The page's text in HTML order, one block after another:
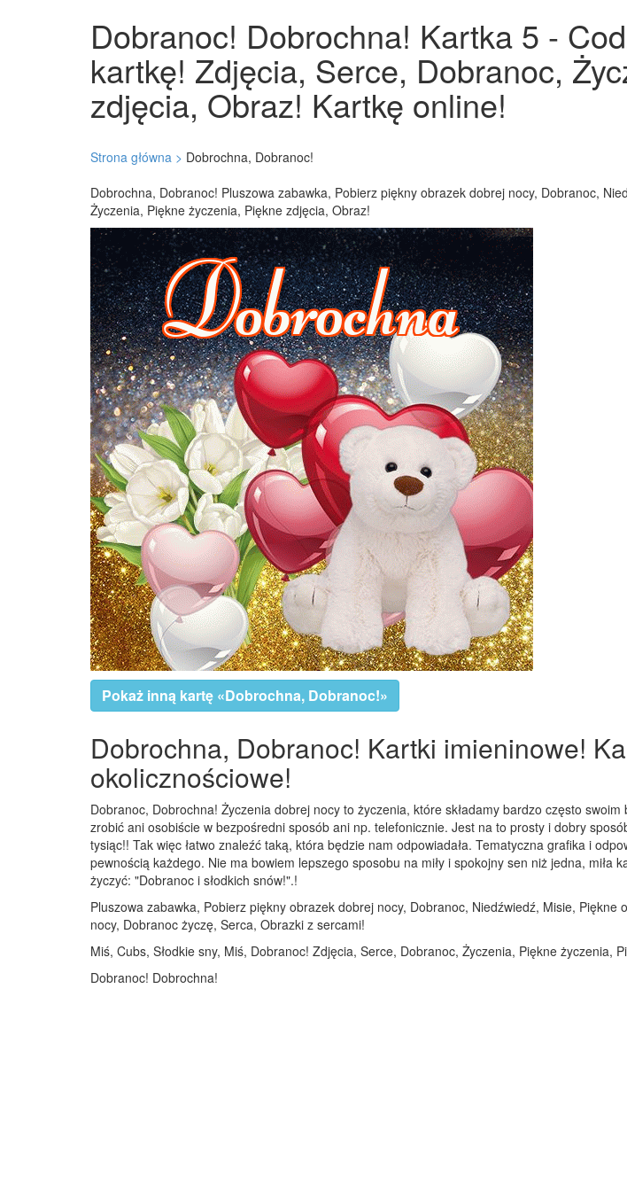
Dobranoc! Dobrochna! Kartka 5 -
kartkę! Zdjęcia, Serce, Dobranoc,
zdjęcia, Obraz! Kartkę online!
Strona główna > Dobrochna, Dobranoc!
Dobrochna, Dobranoc! Pluszowa zabawka, Pobierz piękny obrazek dobrej nocy, Dobranoc,
Życzenia, Piękne życzenia, Piękne zdjęcia, Obraz!
Pokaż inną kartę «Dobrochna, Dobranoc!»
Dobrochna, Dobranoc! Kartki imieninowe!
okolicznościowe!
Dobranoc, Dobrochna! Życzenia dobrej nocy to życzenia, które składamy bardzo często
zrobić ani osobiście w bezpośredni sposób ani np. telefonicznie. Jest na to prosty i dobry
tysiąc!! Tak więc łatwo znaleźć taką, która będzie nam odpowiadała. Tematyczna grafika i
pewnością każdego. Nie ma bowiem lepszego sposobu na miły i spokojny sen niż jedna,
życzyć: "Dobranoc i słodkich snów!".!
Pluszowa zabawka, Pobierz piękny obrazek dobrej nocy, Dobranoc, Niedźwiedź, Misie,
nocy, Dobranoc życzę, Serca, Obrazki z sercami!
Miś, Cubs, Słodkie sny, Miś, Dobranoc! Zdjęcia, Serce, Dobranoc, Życzenia, Piękne życzenia,
Dobranoc! Dobrochna!